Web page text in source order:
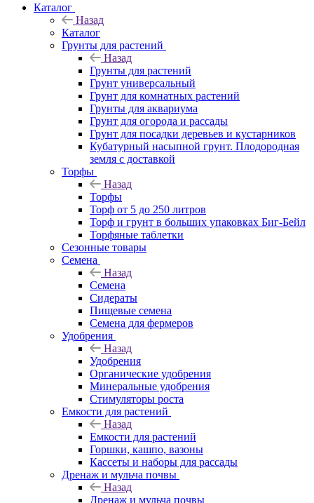
Каталог
Назад
Каталог
Грунты для растений
Назад
Грунты для растений
Грунт универсальный
Грунт для комнатных растений
Грунты для аквариума
Грунт для огорода и рассады
Грунт для посадки деревьев и кустарников
Кубатурный насыпной грунт. Плодородная
земля с доставкой
Торфы
Назад
Торфы
Торф от 5 до 250 литров
Торф и грунт в больших упаковках Биг-Бейл
Торфяные таблетки
Сезонные товары
Семена
Назад
Семена
Сидераты
Пищевые семена
Семена для фермеров
Удобрения
Назад
Удобрения
Органические удобрения
Минеральные удобрения
Стимуляторы роста
Емкости для растений
Назад
Емкости для растений
Горшки, кашпо, вазоны
Кассеты и наборы для рассады
Дренаж и мульча почвы
Назад
Дренаж и мульча почвы